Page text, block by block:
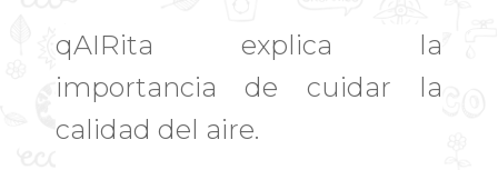
qAIRita explica la
importancia de cuidar la
calidad del aire.